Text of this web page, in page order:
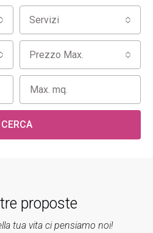
Servizi
Prezzo Max.
CERCA
proposte
tua vita ci pensiamo noi!